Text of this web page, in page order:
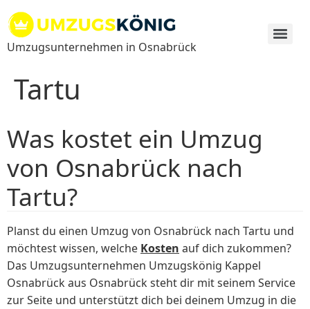
Inhalt
springen
Umzugsunternehmen in Osnabrück
Tartu
Was kostet ein Umzug
von Osnabrück nach
Tartu?
Planst du einen Umzug von Osnabrück nach Tartu und
möchtest wissen, welche Kosten auf dich zukommen?
Das Umzugsunternehmen Umzugskönig Kappel
Osnabrück aus Osnabrück steht dir mit seinem Service
zur Seite und unterstützt dich bei deinem Umzug in die